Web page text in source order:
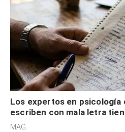
Los expertos en psicología
escriben con mala letra
acelerado y no lo hacen por
MAG.